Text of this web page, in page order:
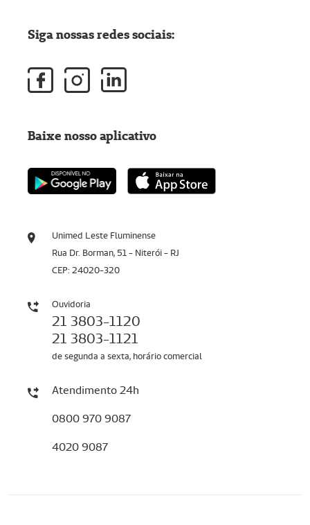
Unimed Leste Fluminense
Rua Dr. Borman, 51 - Niterói - RJ
CEP: 24020-320
Ouvidoria
21 3803-1120
21 3803-1121
de segunda a sexta, horário comercial
Atendimento 24h
0800 970 9087
4020 9087
Siga nossas redes sociais:
Baixe nosso aplicativo